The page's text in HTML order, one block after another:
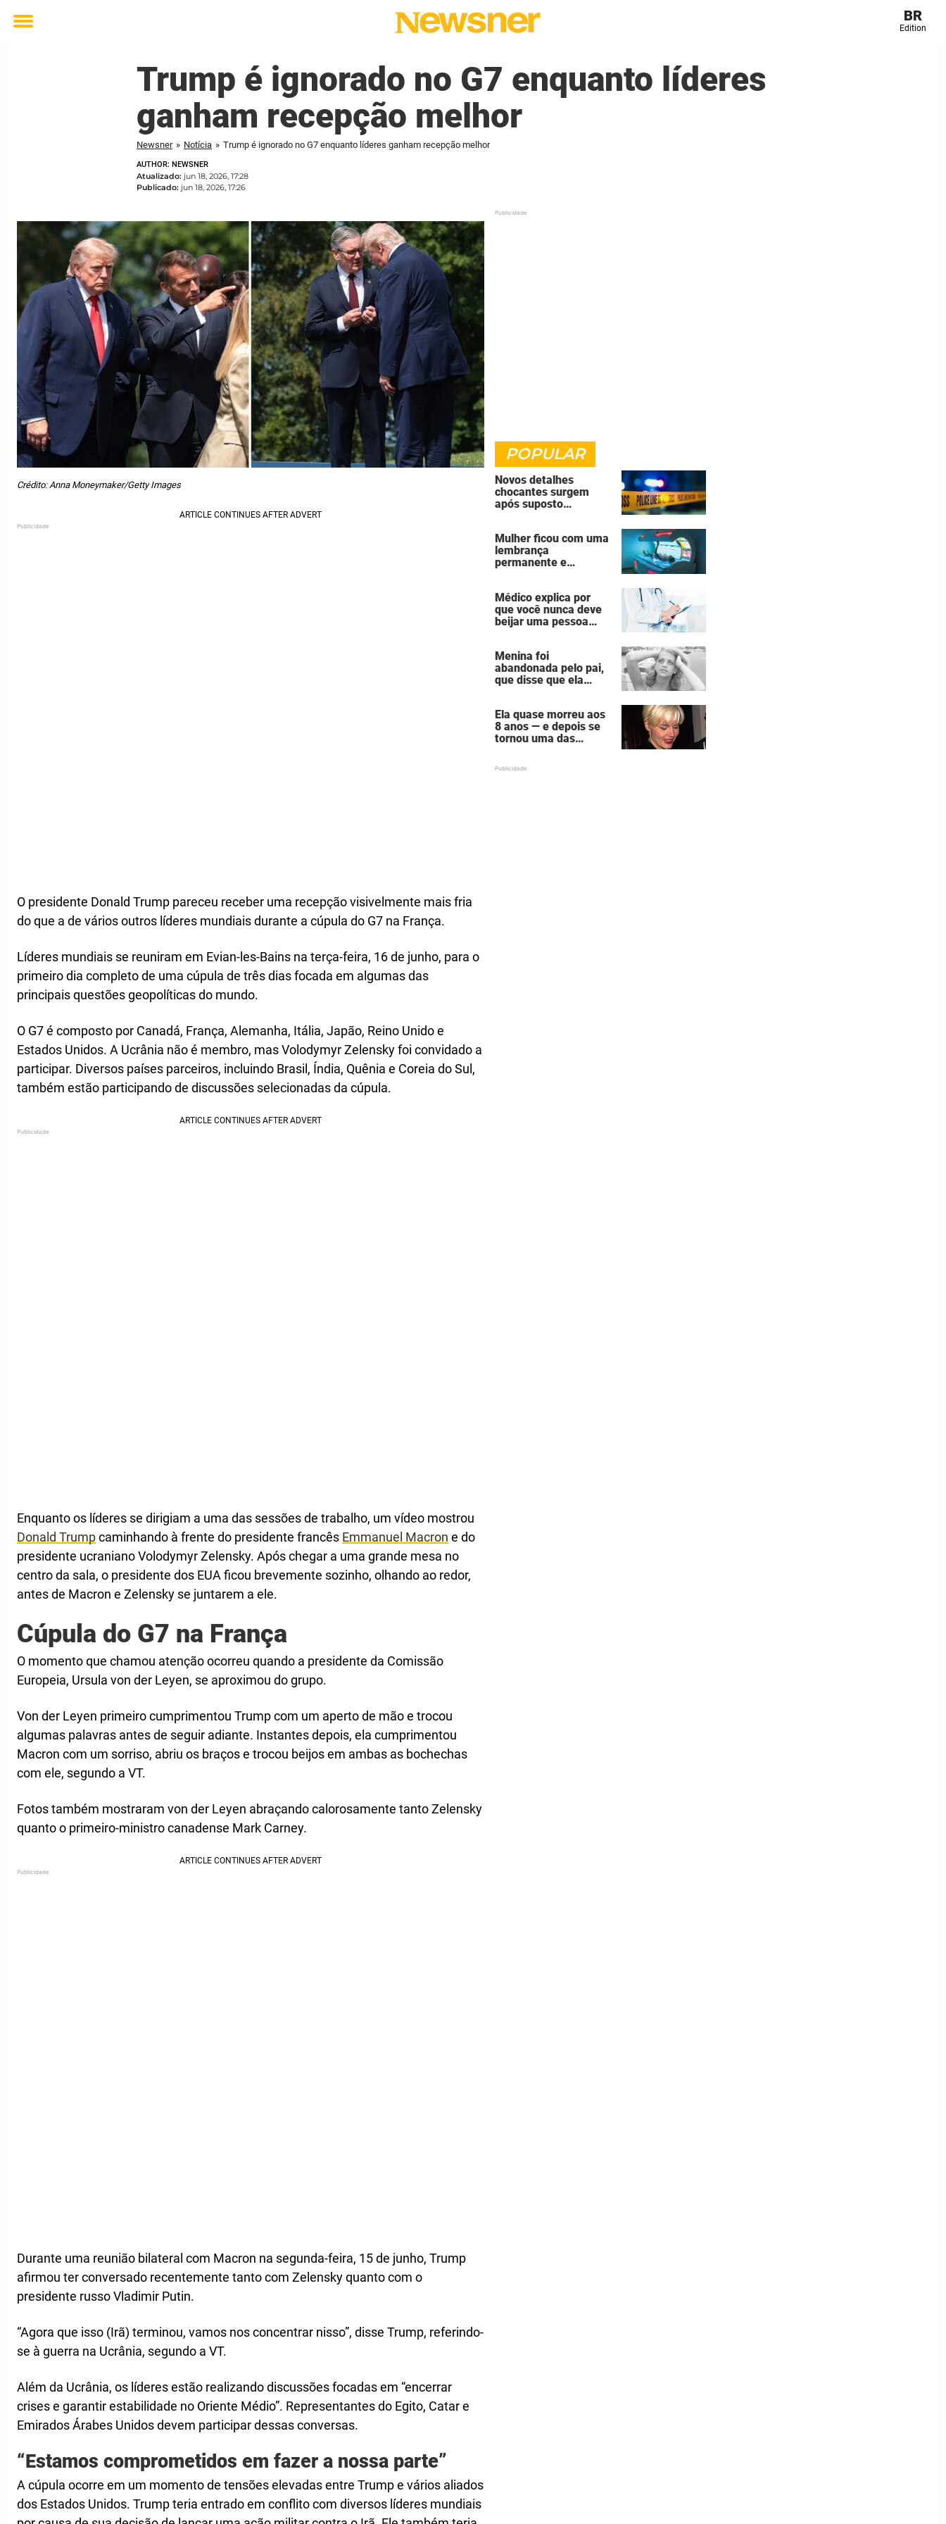
Toggle
BR
Edition
Trump é ignorado no G7 enquanto líderes
ganham recepção melhor
Newsner » Notícia » Trump é ignorado no G7 enquanto líderes ganham recepção melhor
AUTHOR: NEWSNER
Atualizado: jun 18, 2026, 17:28
Publicado: jun 18, 2026, 17:26
Crédito: Anna Moneymaker/Getty Images
O presidente Donald Trump pareceu receber uma recepção visivelmente mais fria
do que a de vários outros líderes mundiais durante a cúpula do G7 na França.
Líderes mundiais se reuniram em Evian-les-Bains na terça-feira, 16 de junho, para o
primeiro dia completo de uma cúpula de três dias focada em algumas das
principais questões geopolíticas do mundo.
O G7 é composto por Canadá, França, Alemanha, Itália, Japão, Reino Unido e
Estados Unidos. A Ucrânia não é membro, mas Volodymyr Zelensky foi convidado a
participar. Diversos países parceiros, incluindo Brasil, Índia, Quênia e Coreia do Sul,
também estão participando de discussões selecionadas da cúpula.
Enquanto os líderes se dirigiam a uma das sessões de trabalho, um vídeo mostrou
Donald Trumpcaminhando à frente do presidente francês Emmanuel Macron e do
presidente ucraniano Volodymyr Zelensky. Após chegar a uma grande mesa no
centro da sala, o presidente dos EUA ficou brevemente sozinho, olhando ao redor,
antes de Macron e Zelensky se juntarem a ele.
Cúpula do G7 na França
O momento que chamou atenção ocorreu quando a presidente da Comissão
Europeia, Ursula von der Leyen, se aproximou do grupo.
Von der Leyen primeiro cumprimentou Trump com um aperto de mão e trocou
algumas palavras antes de seguir adiante. Instantes depois, ela cumprimentou
Macron com um sorriso, abriu os braços e trocou beijos em ambas as bochechas
com ele, segundo a VT.
Fotos também mostraram von der Leyen abraçando calorosamente tanto Zelensky
quanto o primeiro-ministro canadense Mark Carney.
Durante uma reunião bilateral com Macron na segunda-feira, 15 de junho, Trump
afirmou ter conversado recentemente tanto com Zelensky quanto com o
presidente russo Vladimir Putin.
“Agora que isso (Irã) terminou, vamos nos concentrar nisso”, disse Trump, referindo-
se à guerra na Ucrânia, segundo a VT.
Além da Ucrânia, os líderes estão realizando discussões focadas em “encerrar
crises e garantir estabilidade no Oriente Médio”. Representantes do Egito, Catar e
Emirados Árabes Unidos devem participar dessas conversas.
“Estamos comprometidos em fazer a nossa parte”
A cúpula ocorre em um momento de tensões elevadas entre Trump e vários aliados
dos Estados Unidos. Trump teria entrado em conflito com diversos líderes mundiais
POPULAR
Novos detalhes
chocantes surgem
após suposto
por homem que matou
a família de 7 pessoas
Mulher ficou com uma
lembrança
permanente e
bronzeamento
Médico explica por
que você nunca deve
beijar uma pessoa
Menina foi
abandonada pelo pai,
que disse que ela
atriz famosa
Ela quase morreu aos
8 anos — e depois se
tornou uma das
Hollywood